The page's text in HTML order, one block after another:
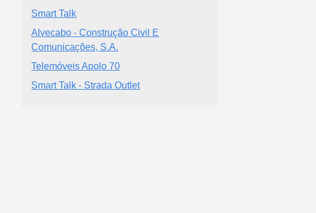
Smart Talk
Alvecabo - Construção Civil E
Comunicações, S.A.
Telemóveis Apolo 70
Smart Talk - Strada Outlet